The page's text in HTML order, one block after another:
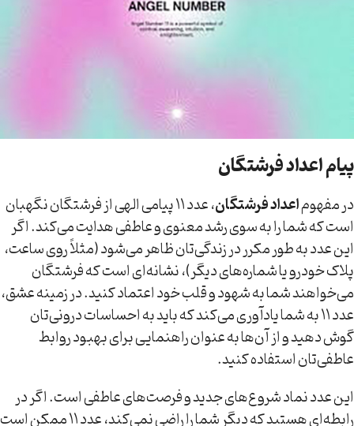
پیام اعداد فرشتگان
در مفهوماعداد فرشتگان ، عدد ۱۱ پیامی الهی از فرشتگان نگهبان
است که شما را به سوی رشد معنوی و عاطفی هدایت می‌کند. اگر
این عدد به طور مکرر در زندگی‌تان ظاهر می‌شود (مثلاً روی ساعت،
پلاک خودرو یا شماره‌های دیگر)، نشانه‌ای است که فرشتگان
می‌خواهند شما به شهود و قلب خود اعتماد کنید. در زمینه عشق،
عدد ۱۱ به شما یادآوری می‌کند که باید به احساسات درونی‌تان
گوش دهید و از آن‌ها به عنوان راهنمایی برای بهبود روابط
عاطفی‌تان استفاده کنید.
این عدد نماد شروع‌های جدید و فرصت‌های عاطفی است. اگر در
رابطه‌ای هستید که دیگر شما را راضی نمی‌کند، عدد ۱۱ ممکن است